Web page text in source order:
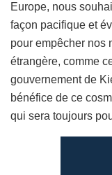
Europe, nous
façon pacifique et
pour empêcher nos
étrangère, comme
gouvernement de
bénéfice de ce
qui sera toujours